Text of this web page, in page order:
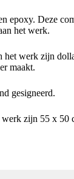
epoxy. Deze
het werk.
het werk zijn
maakt.
gesigneerd.
zijn 55 x 50